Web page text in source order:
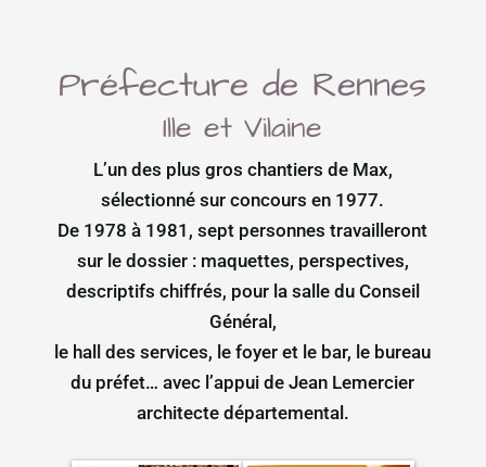
Préfecture de Rennes
Ille et Vilaine
L’un des plus gros chantiers de Max,
sélectionné sur concours en 1977.
De 1978 à 1981, sept personnes travailleront
sur le dossier : maquettes, perspectives,
descriptifs chiffrés, pour la salle du Conseil
Général,
le hall des services, le foyer et le bar, le bureau
du préfet… avec l’appui de Jean Lemercier
architecte départemental.